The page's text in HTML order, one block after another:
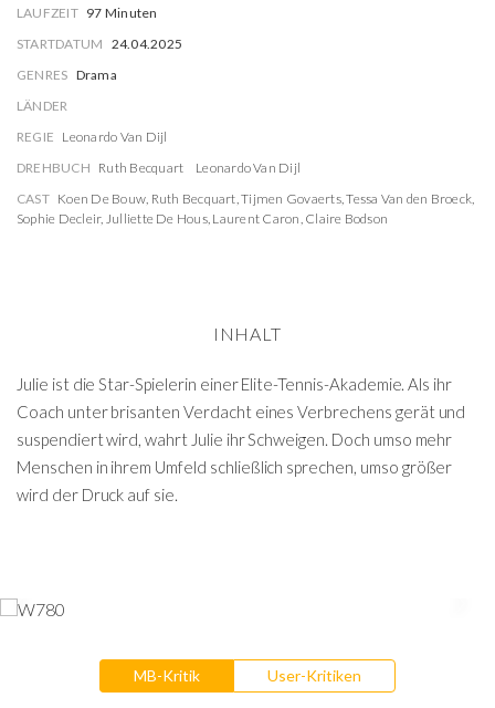
LAUFZEIT 97 Minuten
STARTDATUM 24.04.2025
GENRES Drama
LÄNDER
REGIE Leonardo Van Dijl
DREHBUCH Ruth Becquart
Leonardo Van Dijl
CAST Koen De Bouw, Ruth Becquart,Tijmen Govaerts,Tessa Van den Broeck,
Sophie Decleir, Julliette De Hous, Laurent Caron, Claire Bodson
INHALT
Julie ist die Star-Spielerin einer Elite-Tennis-Akademie. Als ihr
Coach unter brisanten Verdacht eines Verbrechens gerät und
suspendiert wird, wahrt Julie ihr Schweigen. Doch umso mehr
Menschen in ihrem Umfeld schließlich sprechen, umso größer
wird der Druck auf sie.
MB-Kritik User-Kritiken